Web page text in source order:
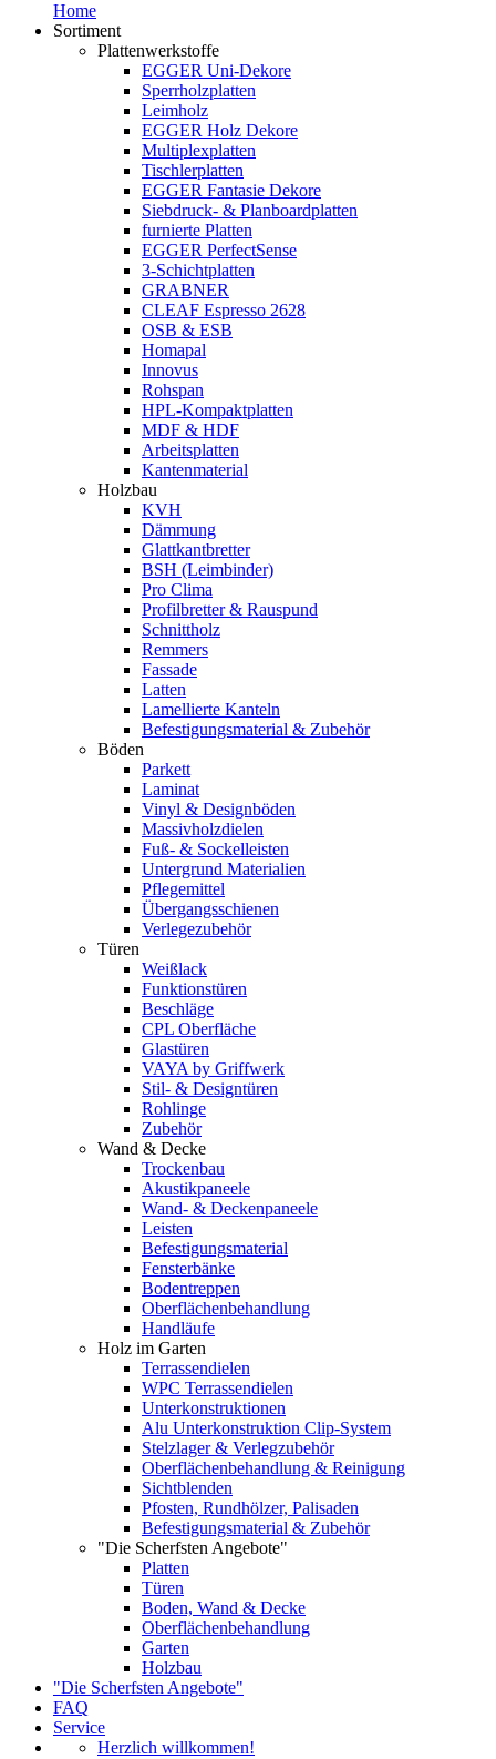
Home
Sortiment
Plattenwerkstoffe
EGGER Uni-Dekore
Sperrholzplatten
Leimholz
EGGER Holz Dekore
Multiplexplatten
Tischlerplatten
EGGER Fantasie Dekore
Siebdruck- & Planboardplatten
furnierte Platten
EGGER PerfectSense
3-Schichtplatten
GRABNER
CLEAF Espresso 2628
OSB & ESB
Homapal
Innovus
Rohspan
HPL-Kompaktplatten
MDF & HDF
Arbeitsplatten
Kantenmaterial
Holzbau
KVH
Dämmung
Glattkantbretter
BSH (Leimbinder)
Pro Clima
Profilbretter & Rauspund
Schnittholz
Remmers
Fassade
Latten
Lamellierte Kanteln
Befestigungsmaterial & Zubehör
Böden
Parkett
Laminat
Vinyl & Designböden
Massivholzdielen
Fuß- & Sockelleisten
Untergrund Materialien
Pflegemittel
Übergangsschienen
Verlegezubehör
Türen
Weißlack
Funktionstüren
Beschläge
CPL Oberfläche
Glastüren
VAYA by Griffwerk
Stil- & Designtüren
Rohlinge
Zubehör
Wand & Decke
Trockenbau
Akustikpaneele
Wand- & Deckenpaneele
Leisten
Befestigungsmaterial
Fensterbänke
Bodentreppen
Oberflächenbehandlung
Handläufe
Holz im Garten
Terrassendielen
WPC Terrassendielen
Unterkonstruktionen
Alu Unterkonstruktion Clip-System
Stelzlager & Verlegzubehör
Oberflächenbehandlung & Reinigung
Sichtblenden
Pfosten, Rundhölzer, Palisaden
Befestigungsmaterial & Zubehör
"Die Scherfsten Angebote"
Platten
Türen
Boden, Wand & Decke
Oberflächenbehandlung
Garten
Holzbau
"Die Scherfsten Angebote"
FAQ
Service
Herzlich willkommen!